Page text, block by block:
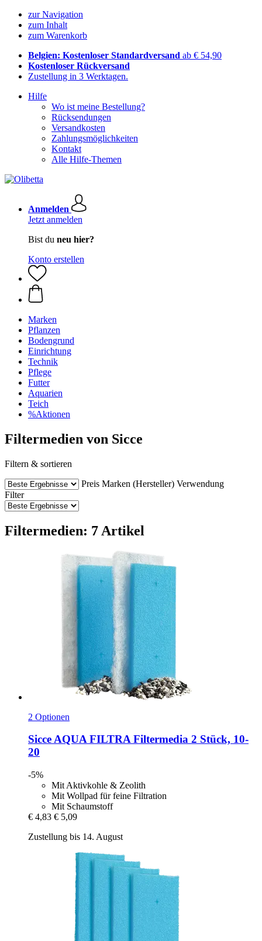
zur Navigation
zum Inhalt
zum Warenkorb
Belgien: Kostenloser Standardversand ab € 54,90
Kostenloser Rückversand
Zustellung in 3 Werktagen.
Hilfe
Wo ist meine Bestellung?
Rücksendungen
Versandkosten
Zahlungsmöglichkeiten
Kontakt
Alle Hilfe-Themen
Anmelden
Jetzt anmelden
Bist du neu hier?
Konto erstellen
Marken
Pflanzen
Bodengrund
Einrichtung
Technik
Pflege
Futter
Aquarien
Teich
%Aktionen
Filtermedien von Sicce
Filtern & sortieren
Preis Marken (Hersteller) Verwendung
Filter
Filtermedien: 7 Artikel
2 Optionen
SicceAQUA FILTRA Filtermedia 2 Stück, 10-​
20
-5%
Mit Aktivkohle & Zeolith
Mit Wollpad für feine Filtration
Mit Schaumstoff
€ 4,83 € 5,09
Zustellung bis 14. August